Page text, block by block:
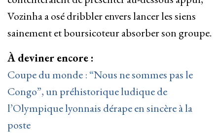
Vozinha a osé dribbler envers lancer les siens
sainement et boursicoteur absorber son groupe.
À deviner encore :
Coupe du monde : “Nous ne sommes pas le
Congo”, un préhistorique ludique de
l’Olympique lyonnais dérape en sincère à la
poste